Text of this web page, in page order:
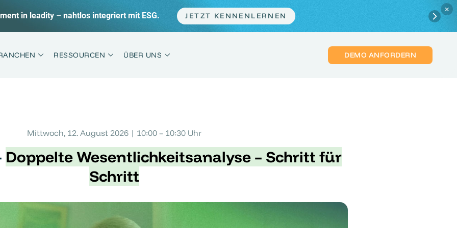
im Sprint statt Marathon + die häufigsten Fehler. JETZT PLATZ SICHERN
×
RESSOURCEN ÜBER UNS DEMO ANFORDERN
Mittwoch, 12. August 2026 | 10:00 – 10:30 Uhr
Doppelte Wesentlichkeitsanalyse – Schritt für
Schritt